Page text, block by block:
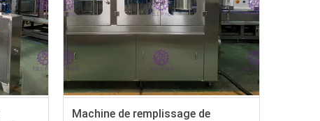
Machine de remplissage de